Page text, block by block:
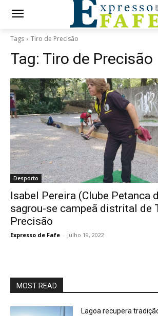
Tags Tiro de Precisão
Tag: Tiro de Precisão
Desporto
Isabel Pereira (Clube Petanca
sagrou-se campeã distrital de
Precisão
Expresso de Fafe - Julho 19, 2022
MOST READ
Lagoa recupera